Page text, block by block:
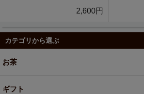
2,600円
カテゴリから選ぶ
お茶
ギフト